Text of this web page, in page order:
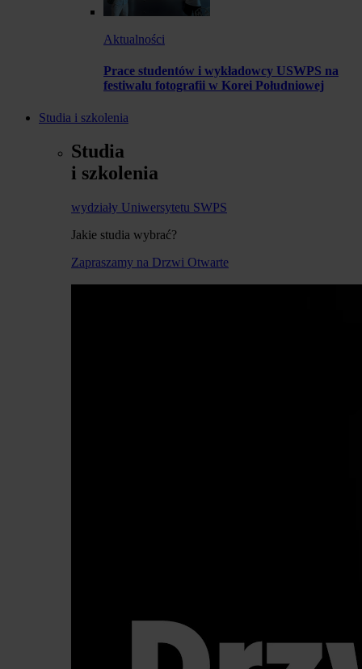
Aktualności
Prace studentów i wykładowcy USWPS na
festiwalu fotografii w Korei Południowej
Studia i szkolenia
Studia
i szkolenia
wydziały Uniwersytetu SWPS
Jakie studia wybrać?
Zapraszamy na Drzwi Otwarte